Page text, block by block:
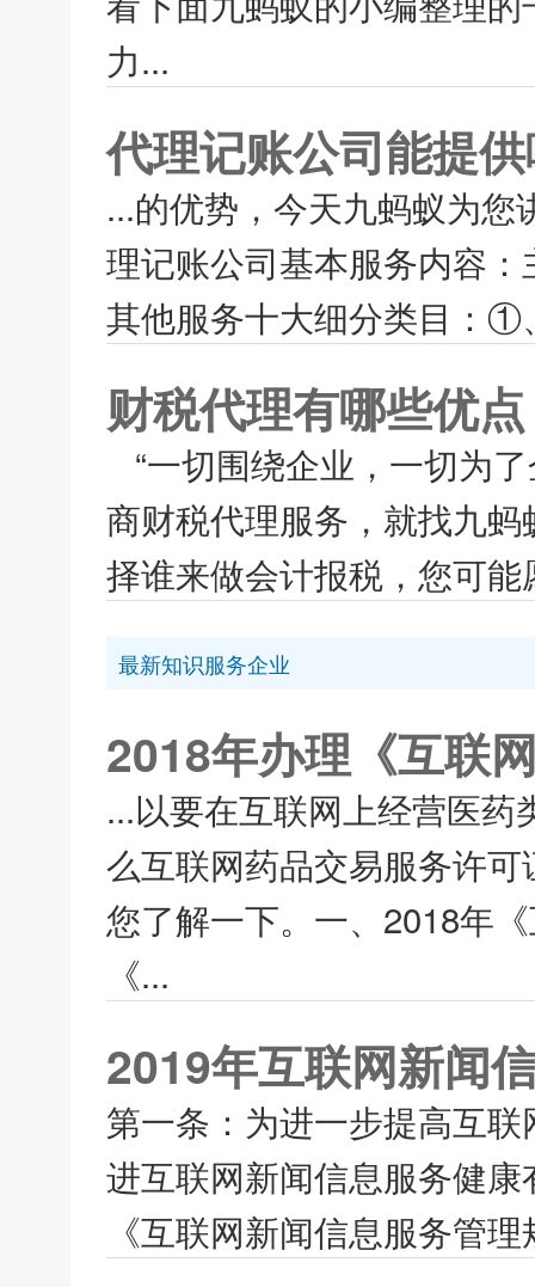
力...
代理记账公司能提
...的优势，今天九蚂蚁为
理记账公司基本服务内容
其他服务十大细分类目：①
财税代理有哪些优点
“一切围绕企业，一切为
商财税代理服务，就找九
择谁来做会计报税，您可
最新知识服务企业
2018年办理《互联
...以要在互联网上经营医
么互联网药品交易服务许
您了解一下。一、2018年
《...
2019年互联网新闻
第一条：为进一步提高互
进互联网新闻信息服务健
《互联网新闻信息服务管